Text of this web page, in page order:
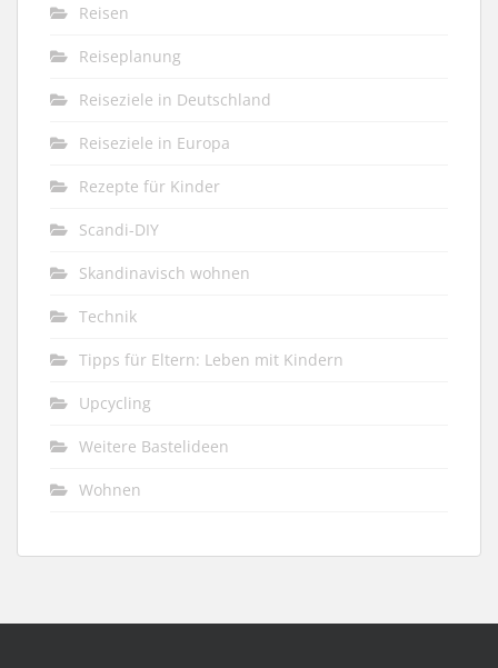
Reisen
Reiseplanung
Reiseziele in Deutschland
Reiseziele in Europa
Rezepte für Kinder
Scandi-DIY
Skandinavisch wohnen
Technik
Tipps für Eltern: Leben mit Kindern
Upcycling
Weitere Bastelideen
Wohnen